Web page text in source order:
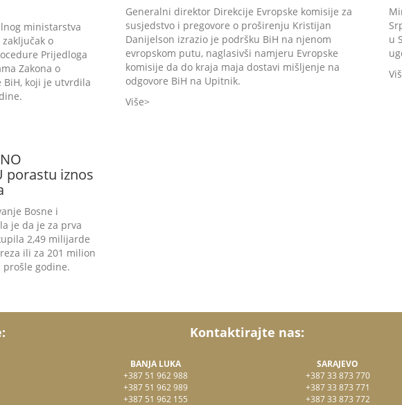
ministarstva
o
Prijedloga
Zakona o
BiH, koji je utvrdila
Generalni direktor Direkcije Evropske komisije za
susjedstvo i pregovore o proširenju Kristijan
Danijelson izrazio je podršku BiH na njenom
evropskom putu, naglasivši namjeru Evropske
komisije da do kraja maja dostavi mišljenje na
odgovore BiH na Upitnik.
Više
u
porastu iznos
Bosne i
je da je za prva
2,49 milijarde
ili za 201 milion
godine.
Kontaktirajte nas:
BANJA LUKA
+387 51 962 988
+387 51 962 989
+387 51 962 155
SARAJEVO
+387 33 873 770
+387 33 873 771
+387 33 873 772